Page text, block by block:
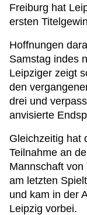
Freiburg hat
ersten
Hoffnungen
Samstag indes
Leipziger zeigt
den
drei und
anvisierte
Gleichzeitig hat
Teilnahme an
Mannschaft
am letzten
und kam in der
Leipzig vorbei.